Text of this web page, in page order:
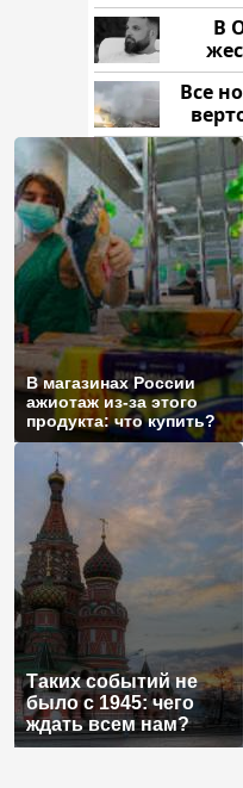
В
Все
В магазинах России
ажиотаж из-за этого
продукта: что купить?
Таких событий не
было с 1945: чего
ждать всем нам?